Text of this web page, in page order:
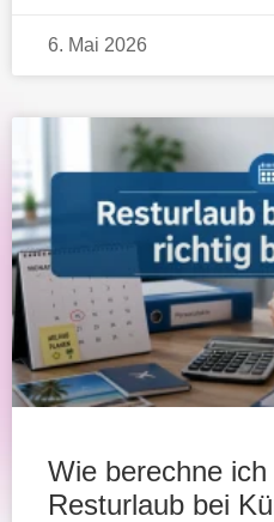
6. Mai 2026
Wie berechne ich
Resturlaub bei